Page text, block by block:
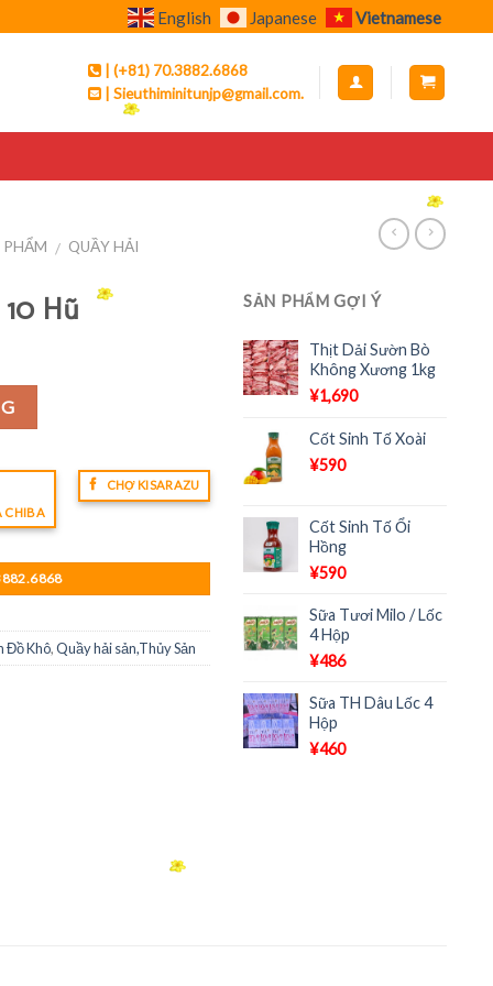
English Japanese Vietnamese
| (+81) 70.3882.6868
| Sieuthiminitunjp@gmail.com.
PHẨM / QUẦY HẢI
Hũ
CHIBA
CHỢ KISARAZU
Đồ Khô,Quầy hải sản,Thủy Sản
SẢN PHẨM GỢI Ý
Thịt Dải Sườn Bò
Không Xương 1kg
¥1,690
Cốt Sinh Tố Xoài
¥590
Cốt Sinh Tố Ổi
Hồng
¥590
Sữa Tươi Milo / Lốc
4 Hộp
¥486
Sữa TH Dâu Lốc 4
Hộp
¥460